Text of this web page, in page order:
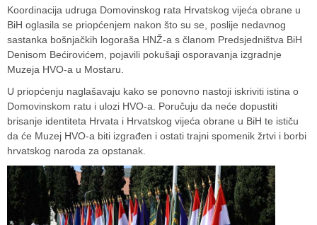
Koordinacija udruga Domovinskog rata Hrvatskog vijeća obrane u
BiH oglasila se priopćenjem nakon što su se, poslije nedavnog
sastanka bošnjačkih logoraša HNŽ-a s članom Predsjedništva BiH
Denisom Bećirovićem, pojavili pokušaji osporavanja izgradnje
Muzeja HVO-a u Mostaru.
U priopćenju naglašavaju kako se ponovno nastoji iskriviti istina o
Domovinskom ratu i ulozi HVO-a. Poručuju da neće dopustiti
brisanje identiteta Hrvata i Hrvatskog vijeća obrane u BiH te ističu
da će Muzej HVO-a biti izgrađen i ostati trajni spomenik žrtvi i borbi
hrvatskog naroda za opstanak.